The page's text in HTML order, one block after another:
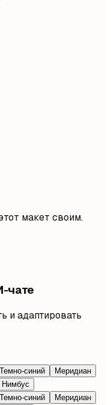
макет своим.
чате
и адаптировать
Темно-синий
Меридиан
Нимбус
Темно-синий
Меридиан